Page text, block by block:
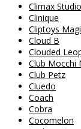
Climax
Clinique
Cliptoys
Cloud B
Clouded
Club Mocchi
Club Petz
Cluedo
Coach
Cobra
Cocomelon